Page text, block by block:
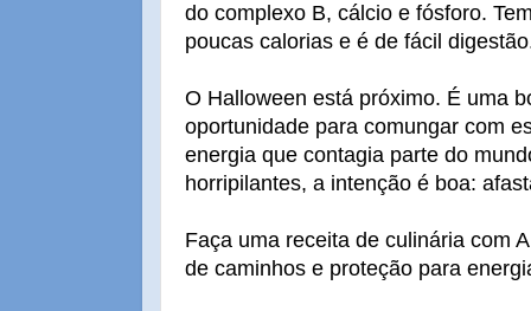
do complexo B, cálcio e fósforo.
poucas calorias e é de fácil
O Halloween está próximo. É uma
oportunidade para comungar com
energia que contagia parte do
horripilantes, a intenção é boa:
Faça uma receita de culinária com
de caminhos e proteção para